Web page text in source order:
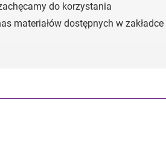
do korzystania
materiałów dostępnych w zakładce